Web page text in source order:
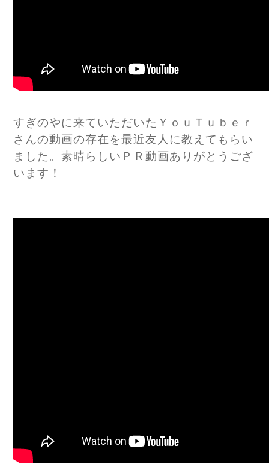
すぎのやに来ていただいたＹｏｕＴｕｂｅｒ
さんの動画の存在を最近友人に教えてもらい
ました。素晴らしいＰＲ動画ありがとうござ
います！